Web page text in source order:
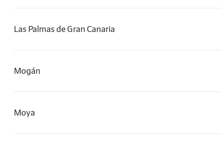
Las Palmas de Gran Canaria
Mogán
Moya